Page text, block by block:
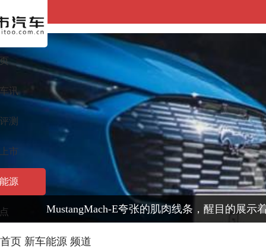
讯
测
市
源
MustangMach-E夸张的肌肉线条，醒目的展示
首页 新车能源 频道